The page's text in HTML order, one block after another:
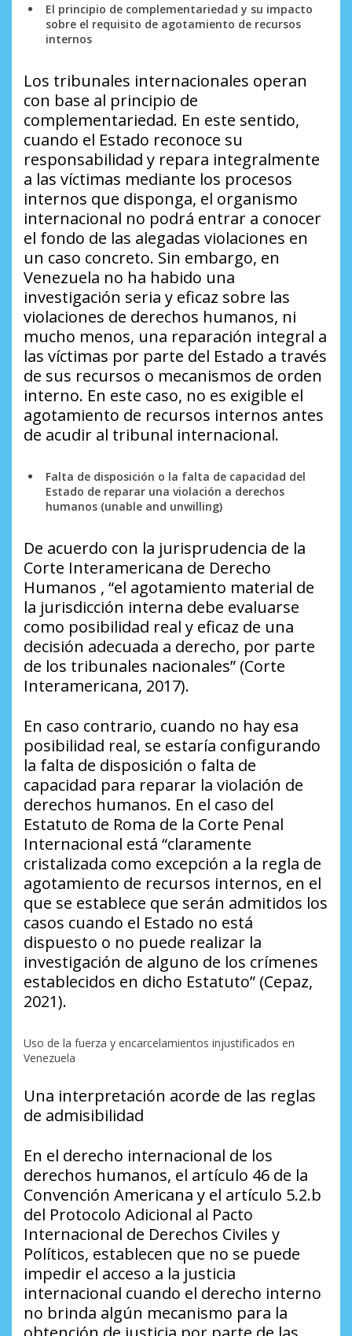
El principio de complementariedad y su impacto
sobre el requisito de agotamiento de recursos
internos
Los tribunales internacionales operan
con base al principio de
complementariedad. En este sentido,
cuando el Estado reconoce su
responsabilidad y repara integralmente
a las víctimas mediante los procesos
internos que disponga, el organismo
internacional no podrá entrar a conocer
el fondo de las alegadas violaciones en
un caso concreto. Sin embargo, en
Venezuela no ha habido una
investigación seria y eficaz sobre las
violaciones de derechos humanos, ni
mucho menos, una reparación integral a
las víctimas por parte del Estado a través
de sus recursos o mecanismos de orden
interno. En este caso, no es exigible el
agotamiento de recursos internos antes
de acudir al tribunal internacional.
Falta de disposición o la falta de capacidad del
Estado de reparar una violación a derechos
humanos (unable and unwilling)
De acuerdo con la jurisprudencia de la
Corte Interamericana de Derecho
Humanos , “el agotamiento material de
la jurisdicción interna debe evaluarse
como posibilidad real y eficaz de una
decisión adecuada a derecho, por parte
de los tribunales nacionales” (Corte
Interamericana, 2017).
En caso contrario, cuando no hay esa
posibilidad real, se estaría configurando
la falta de disposición o falta de
capacidad para reparar la violación de
derechos humanos. En el caso del
Estatuto de Roma de la Corte Penal
Internacional está “claramente
cristalizada como excepción a la regla de
agotamiento de recursos internos, en el
que se establece que serán admitidos los
casos cuando el Estado no está
dispuesto o no puede realizar la
investigación de alguno de los crímenes
establecidos en dicho Estatuto” (Cepaz,
2021).
Uso de la fuerza y encarcelamientos injustificados en
Venezuela
Una interpretación acorde de las reglas
de admisibilidad
En el derecho internacional de los
derechos humanos, el artículo 46 de la
Convención Americana y el artículo 5.2.b
del Protocolo Adicional al Pacto
Internacional de Derechos Civiles y
Políticos, establecen que no se puede
impedir el acceso a la justicia
internacional cuando el derecho interno
no brinda algún mecanismo para la